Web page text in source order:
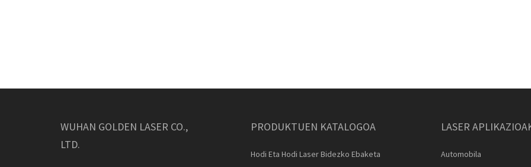
WUHAN GOLDEN LASER CO.,
LTD.
PRODUKTUEN KATALOGOA
Hodi Eta Hodi Laser Bidezko Ebaketa
LASER
Automobila